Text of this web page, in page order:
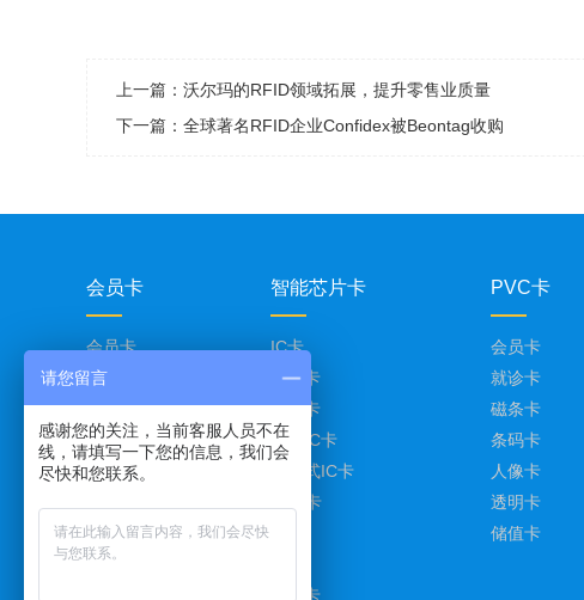
上一篇： 沃尔玛的RFID领域拓展，提升零售业质量
下一篇： 全球著名RFID企业Confidex被Beontag收购
会员卡
会员卡
光面会员卡
金色会员卡
银色会员卡
超市会员卡
智能芯片卡
IC卡
滴胶卡
门禁卡
校园IC卡
接触式IC卡
CPU卡
复合卡
PVC卡
会员卡
就诊卡
磁条卡
条码卡
人像卡
透明卡
储值卡
请您留言
感谢您的关注，当前客服人员不在
线，请填写一下您的信息，我们会
尽快和您联系。